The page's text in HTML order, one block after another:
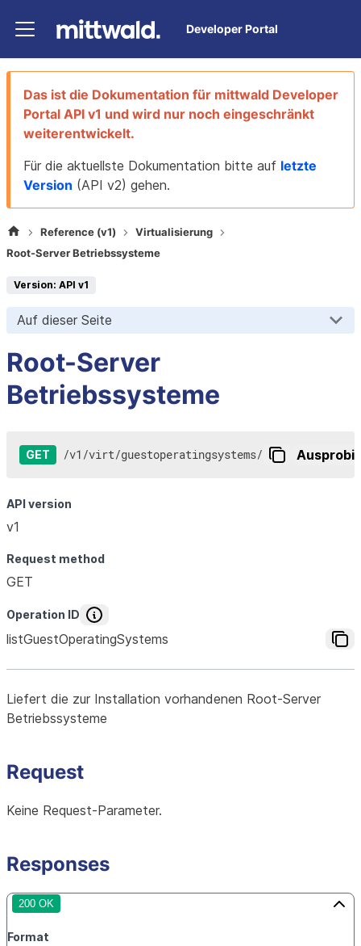
Developer Portal
Das ist die Dokumentation für mittwald Developer
Portal API v1 und wird nur noch eingeschränkt
weiterentwickelt.
Für die aktuellste Dokumentation bitte auf letzte
Version (API v2) gehen.
Reference (v1)
Virtualisierung
Root-Server Betriebssysteme
Version: API v1
Auf dieser Seite
Root-Server
Betriebssysteme
GET /v1 /virt/guestoperatingsystems/
API version
v1
Request method
GET
Operation ID
listGuestOperatingSystems
Liefert die zur Installation vorhandenen Root-Server
Betriebssysteme
Request
Keine Request-Parameter.
Responses
200 OK
Format